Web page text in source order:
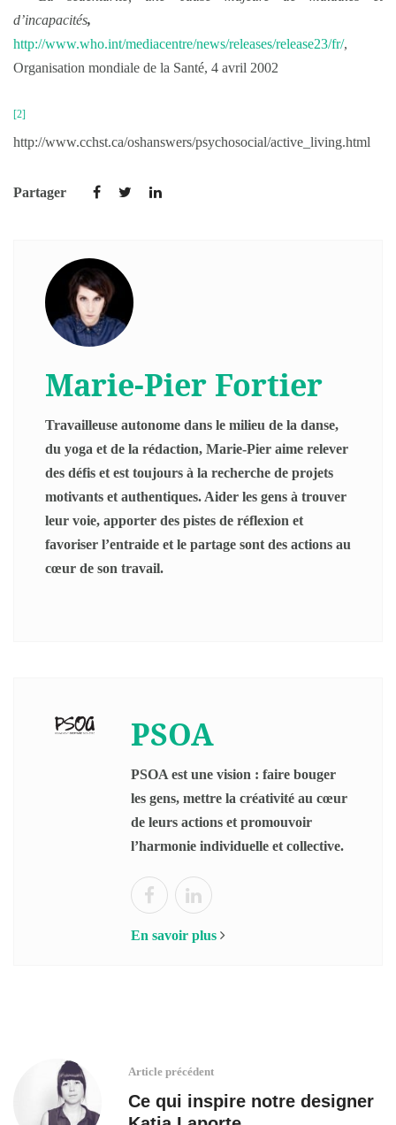
d’incapacités,
http://www.who.int/mediacentre/news/releases/release23/fr/,
Organisation mondiale de la Santé, 4 avril 2002
[2]
http://www.cchst.ca/oshanswers/psychosocial/active_living.html
Partager
Marie-Pier Fortier
Travailleuse autonome dans le milieu de la danse,
du yoga et de la rédaction, Marie-Pier aime relever
des défis et est toujours à la recherche de projets
motivants et authentiques. Aider les gens à trouver
leur voie, apporter des pistes de réflexion et
favoriser l’entraide et le partage sont des actions au
cœur de son travail.
PSOA
PSOA est une vision : faire bouger
les gens, mettre la créativité au cœur
de leurs actions et promouvoir
l’harmonie individuelle et collective.
En savoir plus
Article précédent
Ce qui inspire notre designer